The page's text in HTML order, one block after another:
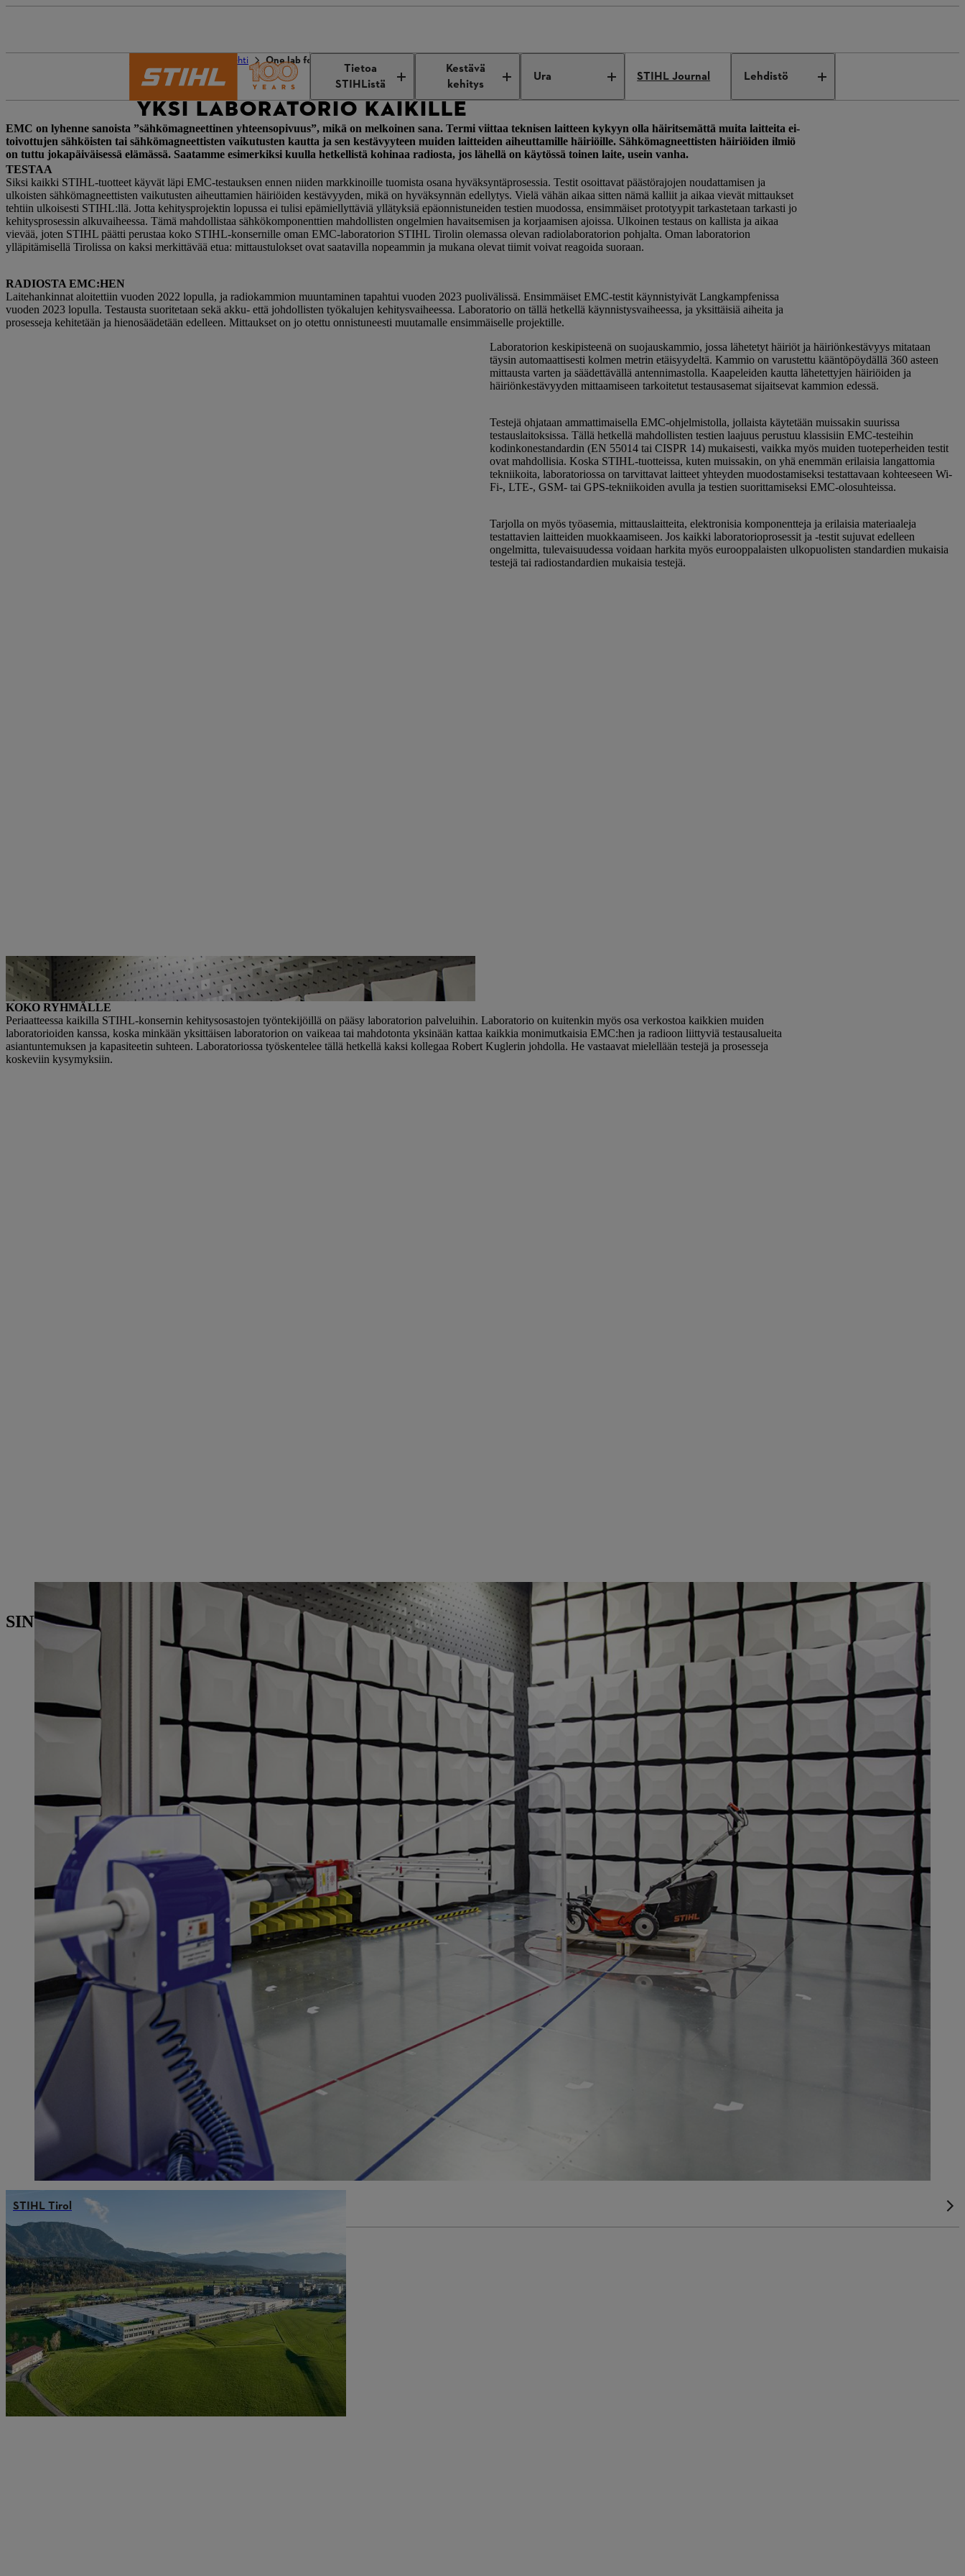
Tietoa
STIHListä
Kestävä
kehitys
Ura STIHL Journal Lehdistö
STIHL-lehti One lab for all
YKSI LABORATORIO KAIKILLE
EMC on lyhenne sanoista ”sähkömagneettinen yhteensopivuus”, mikä on melkoinen sana. Termi viittaa teknisen laitteen kykyyn olla häiritsemättä muita laitteita ei-
toivottujen sähköisten tai sähkömagneettisten vaikutusten kautta ja sen kestävyyteen muiden laitteiden aiheuttamille häiriöille. Sähkömagneettisten häiriöiden ilmiö
on tuttu jokapäiväisessä elämässä. Saatamme esimerkiksi kuulla hetkellistä kohinaa radiosta, jos lähellä on käytössä toinen laite, usein vanha.
TESTAA
Siksi kaikki STIHL-tuotteet käyvät läpi EMC-testauksen ennen niiden markkinoille tuomista osana hyväksyntäprosessia. Testit osoittavat päästörajojen noudattamisen ja
ulkoisten sähkömagneettisten vaikutusten aiheuttamien häiriöiden kestävyyden, mikä on hyväksynnän edellytys. Vielä vähän aikaa sitten nämä kalliit ja aikaa vievät mittaukset
tehtiin ulkoisesti STIHL:llä. Jotta kehitysprojektin lopussa ei tulisi epämiellyttäviä yllätyksiä epäonnistuneiden testien muodossa, ensimmäiset prototyypit tarkastetaan tarkasti jo
kehitysprosessin alkuvaiheessa. Tämä mahdollistaa sähkökomponenttien mahdollisten ongelmien havaitsemisen ja korjaamisen ajoissa. Ulkoinen testaus on kallista ja aikaa
vievää, joten STIHL päätti perustaa koko STIHL-konsernille oman EMC-laboratorion STIHL Tirolin olemassa olevan radiolaboratorion pohjalta. Oman laboratorion
ylläpitämisellä Tirolissa on kaksi merkittävää etua: mittaustulokset ovat saatavilla nopeammin ja mukana olevat tiimit voivat reagoida suoraan.
RADIOSTA EMC:HEN
Laitehankinnat aloitettiin vuoden 2022 lopulla, ja radiokammion muuntaminen tapahtui vuoden 2023 puolivälissä. Ensimmäiset EMC-testit käynnistyivät Langkampfenissa
vuoden 2023 lopulla. Testausta suoritetaan sekä akku- että johdollisten työkalujen kehitysvaiheessa. Laboratorio on tällä hetkellä käynnistysvaiheessa, ja yksittäisiä aiheita ja
prosesseja kehitetään ja hienosäädetään edelleen. Mittaukset on jo otettu onnistuneesti muutamalle ensimmäiselle projektille.
Robert Kugler (oikealla) ja Lukas Rotschopf ovat jo vakiintunut tiimi STIHL Tirolin uudessa EMC-
laboratoriossa. | Kuva: STIHL Tirol
Laboratorion keskipisteenä on suojauskammio, jossa lähetetyt häiriöt ja häiriönkestävyys mitataan
täysin automaattisesti kolmen metrin etäisyydeltä. Kammio on varustettu kääntöpöydällä 360 asteen
mittausta varten ja säädettävällä antennimastolla. Kaapeleiden kautta lähetettyjen häiriöiden ja
häiriönkestävyyden mittaamiseen tarkoitetut testausasemat sijaitsevat kammion edessä.
Testejä ohjataan ammattimaisella EMC-ohjelmistolla, jollaista käytetään muissakin suurissa
testauslaitoksissa. Tällä hetkellä mahdollisten testien laajuus perustuu klassisiin EMC-testeihin
kodinkonestandardin (EN 55014 tai CISPR 14) mukaisesti, vaikka myös muiden tuoteperheiden testit
ovat mahdollisia. Koska STIHL-tuotteissa, kuten muissakin, on yhä enemmän erilaisia ​​langattomia
tekniikoita, laboratoriossa on tarvittavat laitteet yhteyden muodostamiseksi testattavaan kohteeseen Wi-
Fi-, LTE-, GSM- tai GPS-tekniikoiden avulla ja testien suorittamiseksi EMC-olosuhteissa.
Tarjolla on myös työasemia, mittauslaitteita, elektronisia komponentteja ja erilaisia ​​materiaaleja
testattavien laitteiden muokkaamiseen. Jos kaikki laboratorioprosessit ja -testit sujuvat edelleen
ongelmitta, tulevaisuudessa voidaan harkita myös eurooppalaisten ulkopuolisten standardien mukaisia ​​
testejä tai radiostandardien mukaisia ​​testejä.
KOKO RYHMÄLLE
Periaatteessa kaikilla STIHL-konsernin kehitysosastojen työntekijöillä on pääsy laboratorion palveluihin. Laboratorio on kuitenkin myös osa verkostoa kaikkien muiden
laboratorioiden kanssa, koska minkään yksittäisen laboratorion on vaikeaa tai mahdotonta yksinään kattaa kaikkia monimutkaisia ​​EMC:hen ja radioon liittyviä testausalueita
asiantuntemuksen ja kapasiteetin suhteen. Laboratoriossa työskentelee tällä hetkellä kaksi kollegaa Robert Kuglerin johdolla. He vastaavat mielellään testejä ja prosesseja
koskeviin kysymyksiin.
Uusi sähkömagneettisen yhteensopivuuden testauskammio näyttää melko futuristiselta. | Kuva: STIHL Tirol
SINUA SAATTAA KIINNOSTAA MYÖS
STIHL Tirol